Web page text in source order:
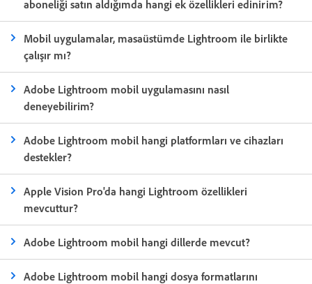
aboneliği satın aldığımda hangi ek özellikleri edinirim?
Mobil uygulamalar, masaüstümde Lightroom ile birlikte
çalışır mı?
Adobe Lightroom mobil uygulamasını nasıl
deneyebilirim?
Adobe Lightroom mobil hangi platformları ve cihazları
destekler?
Apple Vision Pro'da hangi Lightroom özellikleri
mevcuttur?
Adobe Lightroom mobil hangi dillerde mevcut?
Adobe Lightroom mobil hangi dosya formatlarını